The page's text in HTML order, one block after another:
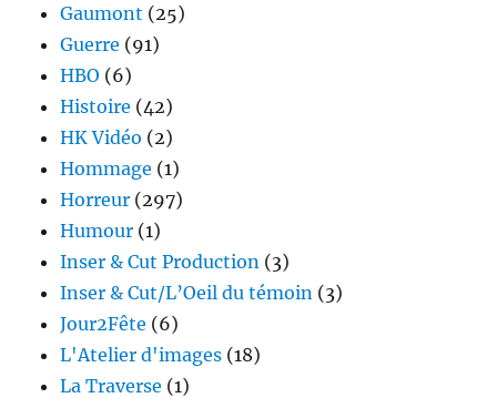
Gaumont (25)
Guerre (91)
HBO (6)
Histoire (42)
HK Vidéo (2)
Hommage (1)
Horreur (297)
Humour (1)
Inser & Cut Production (3)
Inser & Cut/L’Oeil du témoin (3)
Jour2Fête (6)
L'Atelier d'images (18)
La Traverse (1)